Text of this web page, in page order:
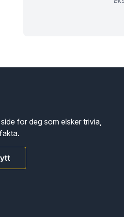
for deg som elsker trivia,